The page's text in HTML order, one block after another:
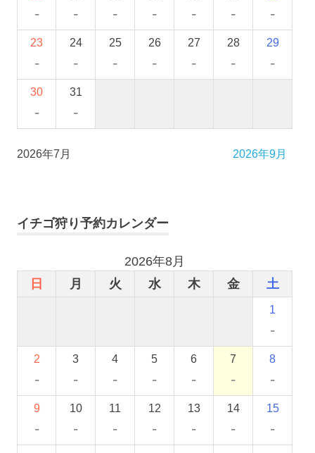
- - - - - - -
23
-
24
-
25
-
26
-
27
-
28
-
29
-
30
-
31
-
2026年7月 2026年9月
イチゴ狩り予約カレンダー
2026年8月
日
月 火 水 木 金 土
1
-
2
-
3
-
4
-
5
-
6
-
7
-
8
-
9
-
10
-
11
-
12
-
13
-
14
-
15
-